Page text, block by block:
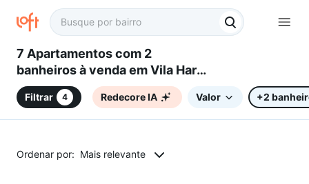
7 Apartamentos com 2
banheiros à venda em Vila Haro,
Sorocaba, SP
Filtrar 4 Redecore IA Valor +2
Ordenar por: Mais relevante